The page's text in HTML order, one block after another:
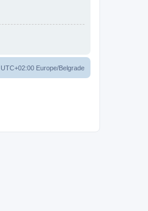
Europe/Belgrade